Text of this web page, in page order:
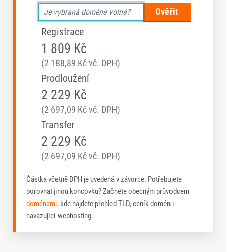
Ověřit
Registrace
1 809 Kč
(2 188,89 Kč vč. DPH)
Prodloužení
2 229 Kč
(2 697,09 Kč vč. DPH)
Transfer
2 229 Kč
(2 697,09 Kč vč. DPH)
Částka včetně DPH je uvedená v závorce. Potřebujete
porovnat jinou koncovku? Začněte obecným průvodcem
doménami, kde najdete přehled TLD, ceník domén i
navazující webhosting.